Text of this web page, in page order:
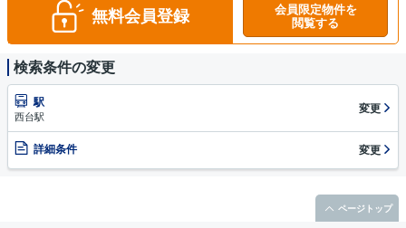
無料会員登録
会員限定物件を
閲覧する
検索条件の変更
駅
西台駅
変更
詳細条件 変更
ページトップ